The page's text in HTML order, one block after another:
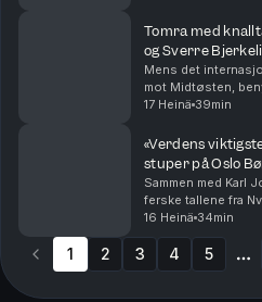
Tomra med
og Sverre
mest shortede
Mens det
mot Midtøsten,
sendetid til å
17 Heinä 39min
«Verdens
stuper på Oslo
forvalterens
Sammen med Karl
ferske tallene fra
siste olje-utspill,
reagerer med å
16 Heinä 34min
1 2 3 4 5